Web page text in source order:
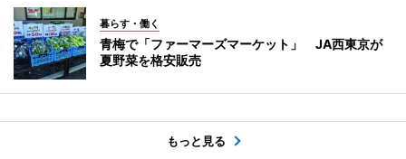
暮らす・働く
青梅で「ファーマーズマーケット」 JA西東京が
夏野菜を格安販売
もっと見る